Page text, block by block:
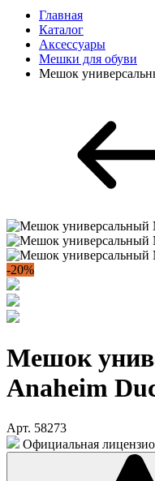
Главная
Каталог
Аксессуары
Мешки для обуви
Мешок
-20%
Мешок
Anaheim
Арт. 58273
Официальная